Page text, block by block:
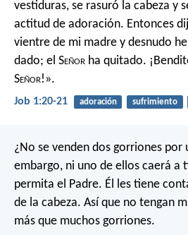
vestiduras, se rasuró la cabeza y
actitud de adoración. Entonces
vientre de mi madre y desnudo
dado; el Señor ha quitado.
Señor!».
Job 1:20-21 adoración sufrimiento
¿No se venden dos gorriones por
embargo, ni uno de ellos caerá a
permita el Padre. Él les tiene
de la cabeza. Así que no tengan
más que muchos gorriones.